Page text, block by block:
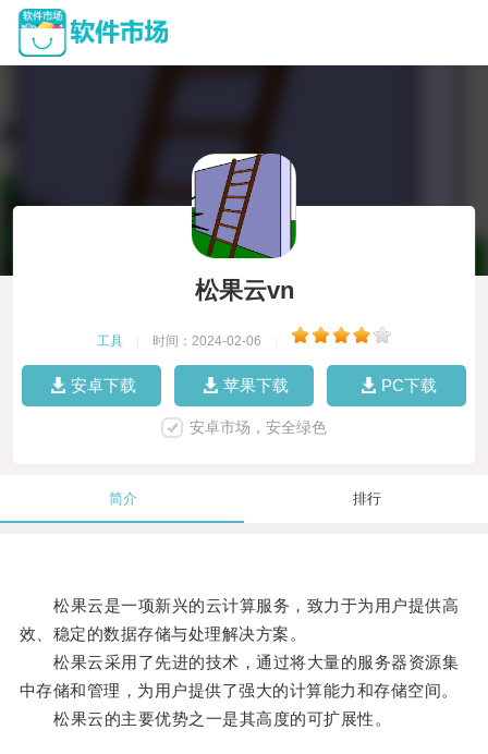
松果云vn
工具 时间：2024-02-06
安卓下载 苹果下载 PC下载
安卓市场，安全绿色
简介 排行
松果云是一项新兴的云计算服务，致力于为用户提供高
效、稳定的数据存储与处理解决方案。
松果云采用了先进的技术，通过将大量的服务器资源集
中存储和管理，为用户提供了强大的计算能力和存储空间。
松果云的主要优势之一是其高度的可扩展性。